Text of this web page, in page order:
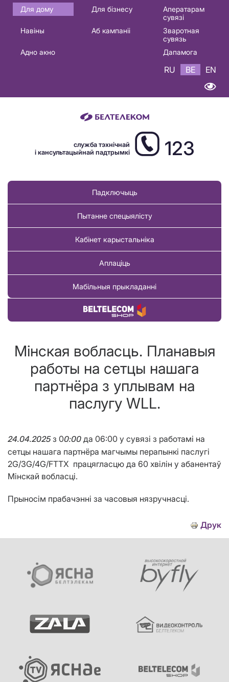
Основная
навигация
Для дому Для бізнесу
Аператарам
сувязі
Навіны
Аб кампаніі
Зваротная
сувязь
Адно акно
Дапамога
RU BE EN
служба тэхнічнай
і кансультацыйнай падтрымкі
123
Падключыць
Пытанне спецыялісту
Кабінет карыстальніка
Аплаціць
Мабільныя прыкладанні
Купіць тавар
Мінская вобласць. Планавыя
работы на сетцы нашага
партнёра з уплывам на
паслугу WLL.
24.04.2025з 00:00 да 06:00 у сувязі з работамi на
сетцы нашага партнёра магчымы перапынкi паслугі
2G/3G/4G/FTTX працягласцю да 60 хвiлiн у абанентаў
Мiнскай вобласці.
Прыносім прабачэнні за часовыя нязручнасці.
Друк